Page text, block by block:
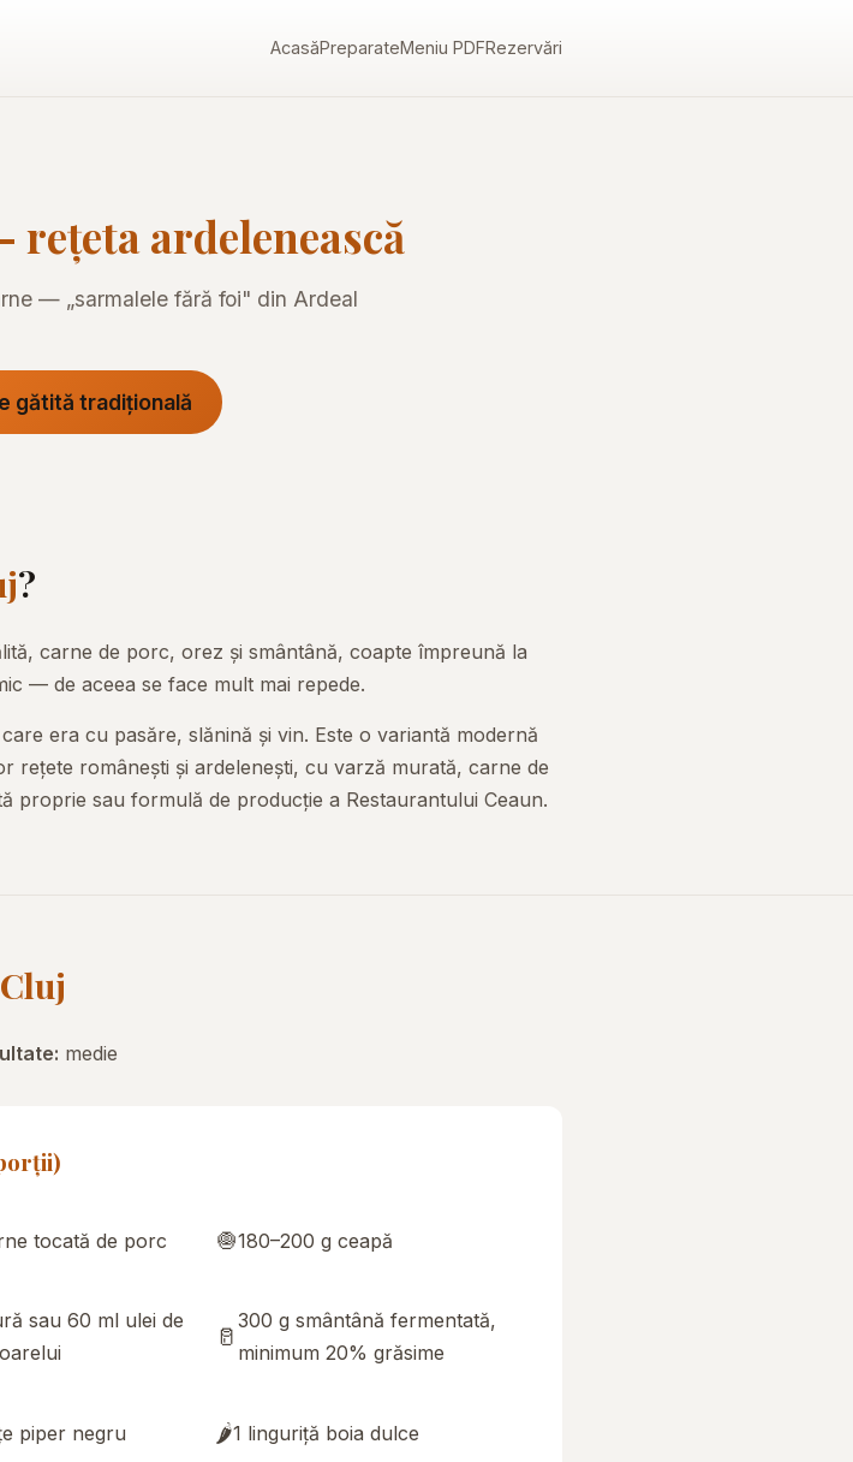
AcasăPreparateMeniu PDFRezervări
rețeta ardelenească
— „sarmalele fără foi" din Ardeal
gătită tradițională
?
carne de porc, orez și smântână, coapte împreună la
— de aceea se face mult mai repede.
era cu pasăre, slănină și vin. Este o variantă modernă
rețete românești și ardelenești, cu varză murată, carne de
proprie sau formulă de producție a Restaurantului Ceaun.
medie
tocată de porc 🧅180–200 g ceapă
sau 60 ml ulei de
🥛
300 g smântână fermentată,
minimum 20% grăsime
piper negru 🌶️1 linguriță boia dulce